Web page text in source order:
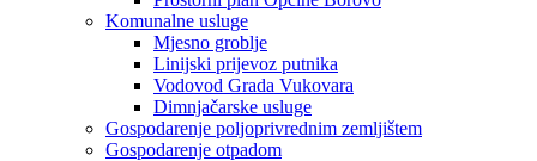
Komunalne usluge
Mjesno groblje
Linijski prijevoz putnika
Vodovod Grada Vukovara
Dimnjačarske usluge
Gospodarenje poljoprivrednim zemljištem
Gospodarenje otpadom